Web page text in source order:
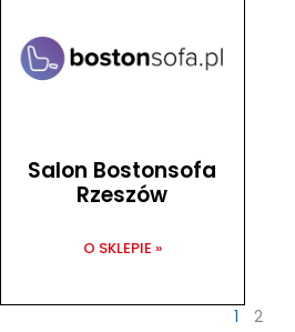
Salon Bostonsofa
Rzeszów
O SKLEPIE »
1 2